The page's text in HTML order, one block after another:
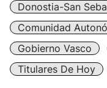
Donostia-San
Comunidad
Gobierno Vasco
Titulares De Hoy